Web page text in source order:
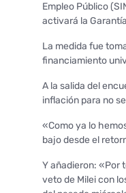
Empleo Público
activará la
La medida fue
financiamiento
A la salida del
inflación para no
«Como ya lo
bajo desde el
Y añadieron: «Por
veto de Milei con